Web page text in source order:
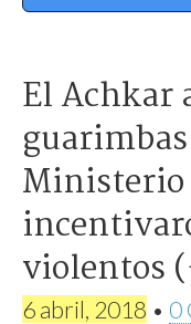
El Achkar
Ministerio
violentos
6 abril, 2018 • 0